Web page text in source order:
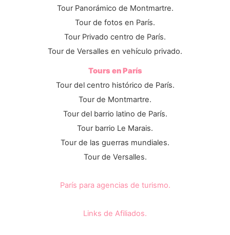
Tour Panorámico de Montmartre.
Tour de fotos en París.
Tour Privado centro de París.
Tour de Versalles en vehículo privado.
Tours en París
Tour del centro histórico de París.
Tour de Montmartre.
Tour del barrio latino de París.
Tour barrio Le Marais.
Tour de las guerras mundiales.
Tour de Versalles.
París para agencias de turismo.
Links de Afiliados.